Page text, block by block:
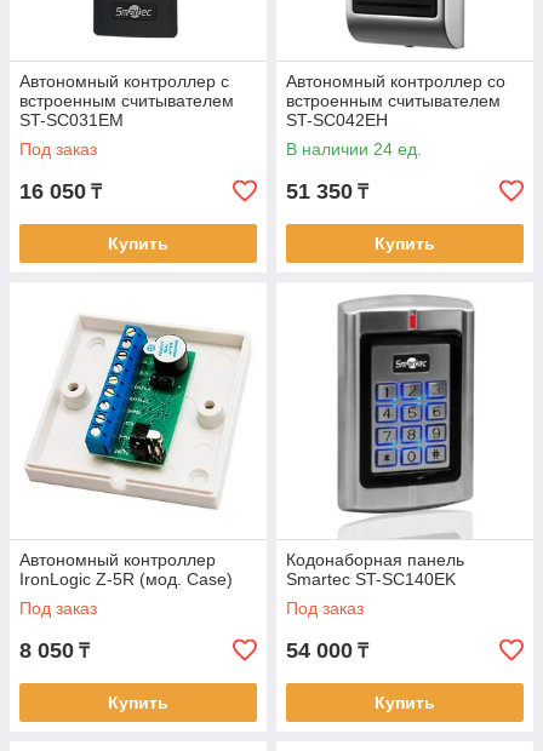
Автономный контроллер с
встроенным считывателем
ST-SC031EM
Под заказ
16 050 ₸
Купить
Автономный контроллер со
встроенным считывателем
ST-SC042EH
В наличии 24 ед.
51 350 ₸
Купить
Автономный контроллер
IronLogic Z-5R (мод. Case)
Под заказ
8 050 ₸
Купить
Кодонаборная панель
Smartec ST-SC140EK
Под заказ
54 000 ₸
Купить